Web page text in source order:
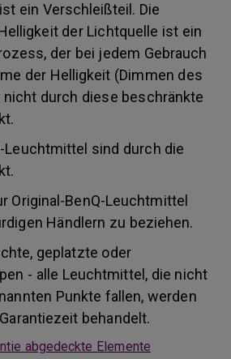
ein Verschleißteil. Die
der Lichtquelle ist ein
der bei jedem Gebrauch
der Helligkeit (Dimmen des
durch diese beschränkte
Leuchtmittel sind durch die
Original-BenQ-Leuchtmittel
Händlern zu beziehen.
geplatzte oder
- alle Leuchtmittel, die nicht
Punkte fallen, werden
behandelt.
abgedeckte Elemente